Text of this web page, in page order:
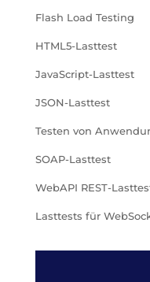
Flash Load Testing
HTML5-Lasttest
JavaScript-Lasttest
JSON-Lasttest
Testen von
SOAP-Lasttest
WebAPI REST-
Lasttests für